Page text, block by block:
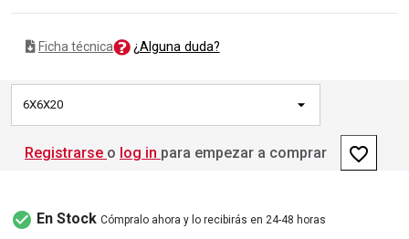
Ficha técnica ¿Alguna duda?
6X6X20
Registrarse o log in para empezar a comprar favorite_border
check_circle En Stock Cómpralo ahora y lo recibirás en 24-48 horas